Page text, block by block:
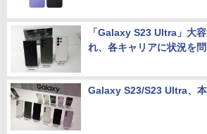
「Galaxy S23 Ultra」大
れ、各キャリアに状況を
Galaxy S23/S23 Ultra、